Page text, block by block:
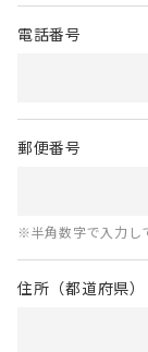
電話番号
郵便番号
※半角数字で入力し
住所（都道府県）